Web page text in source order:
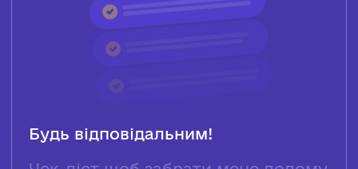
Будь відповідальним!